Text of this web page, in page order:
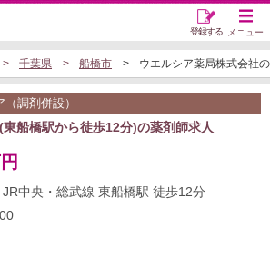
メニュー
登録する
千葉県 船橋市 ウエルシア薬局株式会社
調剤併設）
船橋駅から徒歩12分)の薬剤師求人
中央・総武線 東船橋駅 徒歩12分